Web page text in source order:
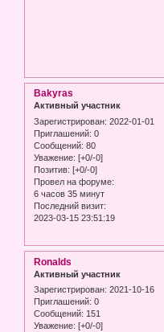
Bakyras
Активный участник
Зарегистрирован: 2022-01-01
Приглашений: 0
Сообщений: 80
Уважение: [+0/-0]
Позитив: [+0/-0]
Провел на форуме:
6 часов 35 минут
Последний визит:
2023-03-15 23:51:19
Ronalds
Активный участник
Зарегистрирован: 2021-10-16
Приглашений: 0
Сообщений: 151
Уважение: [+0/-0]